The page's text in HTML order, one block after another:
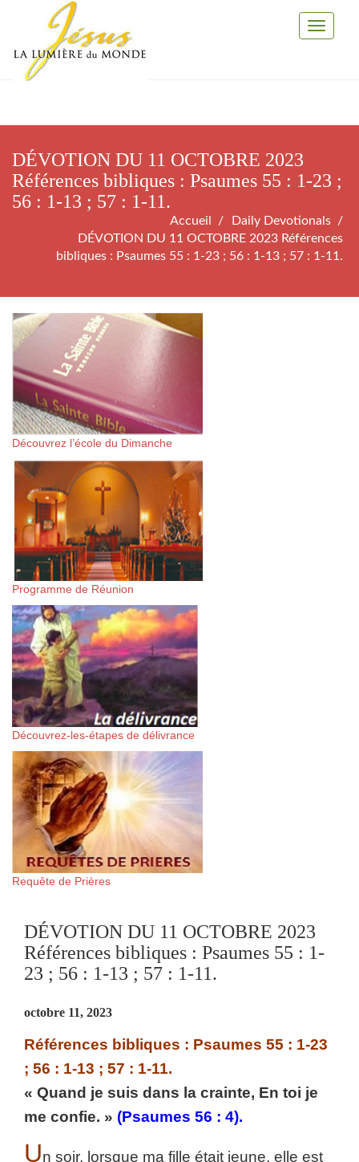
Toggle
DÉVOTION DU 11 OCTOBRE 2023
Références bibliques : Psaumes 55 : 1-23 ;
56 : 1-13 ; 57 : 1-11.
Accueil
Daily Devotionals
DÉVOTION DU 11 OCTOBRE 2023 Références
bibliques : Psaumes 55 : 1-23 ; 56 : 1-13 ; 57 : 1-11.
Découvrez l’école du Dimanche
Programme de Réunion
Découvrez-les-étapes de délivrance
Requête de Prières
DÉVOTION DU 11 OCTOBRE 2023
Références bibliques : Psaumes 55 : 1-
23 ; 56 : 1-13 ; 57 : 1-11.
octobre 11, 2023
Références bibliques : Psaumes 55 : 1-23
; 56 : 1-13 ; 57 : 1-11.
« Quand je suis dans la crainte, En toi je
me confie. » (Psaumes‬ 56 : ‬4).
Un soir, lorsque ma fille était jeune, elle est